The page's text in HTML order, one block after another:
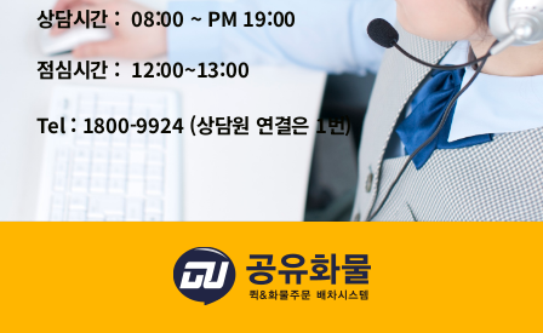
상담시간 : 08:00 ~ PM 19:00
점심시간 : 12:00~13:00
Tel : 1800-9924 (상담원 연결은 1번)